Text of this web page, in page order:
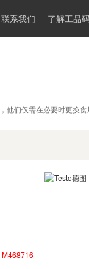
联系我们 了解工品
他们仅需在必要时更换食
M468716